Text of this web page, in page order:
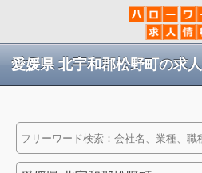
愛媛県 北宇和郡松野町の求人